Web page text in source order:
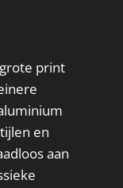
print
en
aan